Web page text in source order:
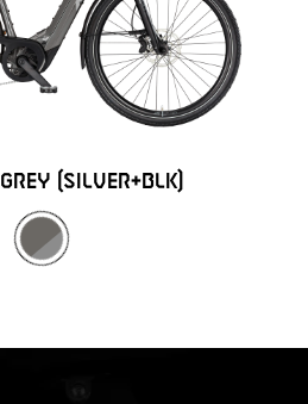
(SILVER+BLK)